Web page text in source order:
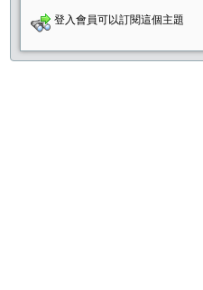
登入會員可以訂閱這個主題